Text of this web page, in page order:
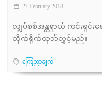
27 February 2018
လျှပ်စစ်အန္တရာယ် ကင်းရှင်း
တိုက်ရိုက်ထုတ်လွှင့်မည်။
ကြေညာချက်